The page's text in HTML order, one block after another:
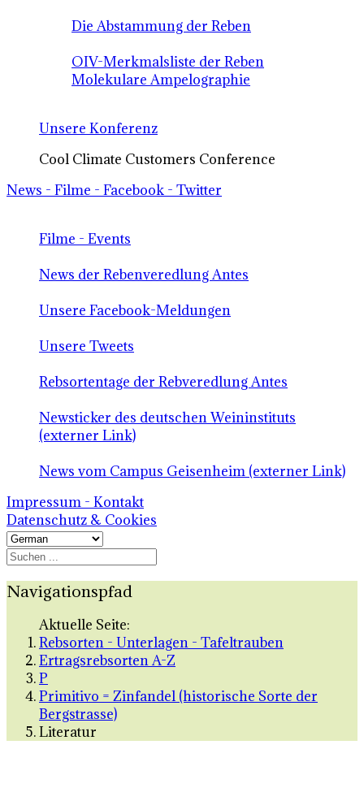
Die Abstammung der Reben
OIV-Merkmalsliste der Reben
Molekulare Ampelographie
Unsere Konferenz
Cool Climate Customers Conference
News - Filme - Facebook - Twitter
Filme - Events
News der Rebenveredlung Antes
Unsere Facebook-Meldungen
Unsere Tweets
Rebsortentage der Rebveredlung Antes
Newsticker des deutschen Weininstituts
(externer Link)
News vom Campus Geisenheim (externer Link)
Impressum - Kontakt
Datenschutz & Cookies
Navigationspfad
Aktuelle Seite:
Rebsorten - Unterlagen - Tafeltrauben
Ertragsrebsorten A-Z
P
Primitivo = Zinfandel (historische Sorte der
Bergstrasse)
Literatur